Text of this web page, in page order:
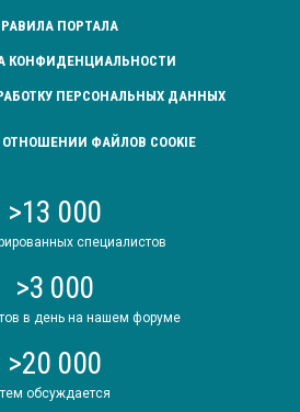
ПОРТАЛА
КОНФИДЕНЦИАЛЬНОСТИ
ПЕРСОНАЛЬНЫХ ДАННЫХ
ФАЙЛОВ COOKIE
>13 000
специалистов
>3 000
в день на нашем форуме
>20 000
тем обсуждается